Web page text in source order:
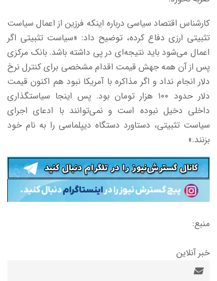
کارشناس اقتصاد سیاسی درباره اینکه فرزین از اعمال سیاست
تثبیتی ارزی دفاع کرده، توضیح داد: «سیاست تثبیتی اگر
اعمال می‌شود باید نتیجه‌ای در پی داشته باشد. بانک مرکزی
پس از آن همه جهش قیمت اقدام مشخصی برای کنترل نرخ
دلار انجام نداد و اگر مذاکره با آمریکا نبود هم اکنون قیمت
دلار حدود ۱۰۰ هزار تومان بود. پس اینجا سیاستگذاری
داخلی دخیل نبوده است و نمی‌توانند با ادعای اجرای
سیاست تثبیتی، دستاورد دستگاه دیپلماسی را به نام خود
بزنند.»
منبع:
خبر آنلاین